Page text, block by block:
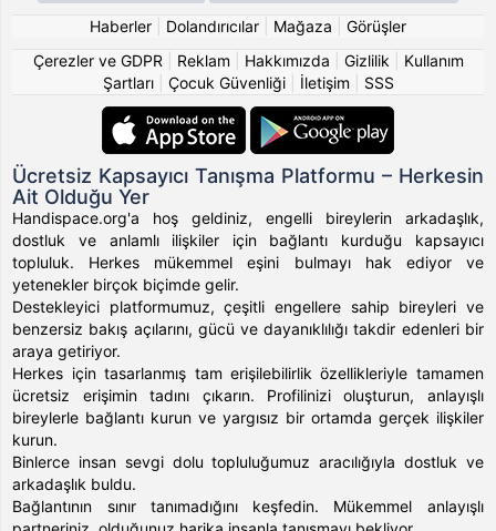
Haberler Dolandırıcılar Mağaza
Görüşler
Çerezler ve GDPR
Reklam Hakkımızda Gizlilik
Kullanım
Şartları| Çocuk Güvenliği| İletişim SSS
Ücretsiz Kapsayıcı Tanışma Platformu – Herkesin
Ait Olduğu Yer
Handispace.org'a hoş geldiniz, engelli bireylerin arkadaşlık,
dostluk ve anlamlı ilişkiler için bağlantı kurduğu kapsayıcı
topluluk. Herkes mükemmel eşini bulmayı hak ediyor ve
yetenekler birçok biçimde gelir.
Destekleyici platformumuz, çeşitli engellere sahip bireyleri ve
benzersiz bakış açılarını, gücü ve dayanıklılığı takdir edenleri bir
araya getiriyor.
Herkes için tasarlanmış tam erişilebilirlik özellikleriyle tamamen
ücretsiz erişimin tadını çıkarın. Profilinizi oluşturun, anlayışlı
bireylerle bağlantı kurun ve yargısız bir ortamda gerçek ilişkiler
kurun.
Binlerce insan sevgi dolu topluluğumuz aracılığıyla dostluk ve
arkadaşlık buldu.
Bağlantının sınır tanımadığını keşfedin. Mükemmel anlayışlı